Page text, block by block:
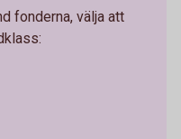
fonderna, välja att